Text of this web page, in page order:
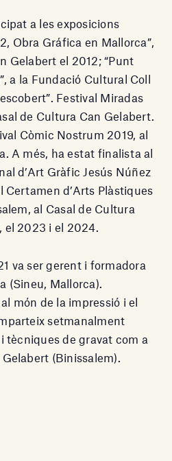
a les exposicions
Obra Gráfica en Mallorca”,
Gelabert el 2012; “Punt
a la Fundació Cultural Coll
Festival Miradas
de Cultura Can Gelabert.
Còmic Nostrum 2019, al
A més, ha estat finalista al
d’Art Gràfic Jesús Núñez
Certamen d’Arts Plàstiques
al Casal de Cultura
el 2023 i el 2024.
va ser gerent i formadora
(Sineu, Mallorca).
món de la impressió i el
setmanalment
tècniques de gravat com a
(Binissalem).